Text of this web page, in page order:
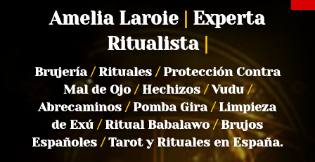
Amelia Laroie
Experta
Ritualista
Brujería /Rituales /Protección Contra
Mal de Ojo /Hechizos/Vudu/
Abrecaminos/Pomba Gira/Limpieza
de Exú/Ritual Babalawo/Brujos
Españoles/Tarot y Rituales en España.